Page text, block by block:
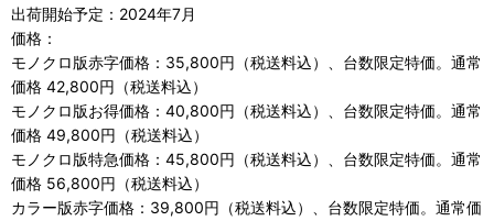
出荷開始予定：2024年7月
価格：
モノクロ版赤字価格：35,800円（税送料込）、台数限定特価。通常
価格 42,800円（税送料込）
モノクロ版お得価格：40,800円（税送料込）、台数限定特価。通常
価格 49,800円（税送料込）
モノクロ版特急価格：45,800円（税送料込）、台数限定特価。通常
価格 56,800円（税送料込）
カラー版赤字価格：39,800円（税送料込）、台数限定特価。通常価